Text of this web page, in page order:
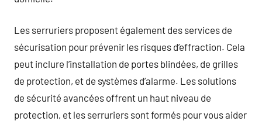
Les serruriers proposent également des services de
sécurisation pour prévenir les risques d’effraction. Cela
peut inclure l’installation de portes blindées, de grilles
de protection, et de systèmes d’alarme. Les solutions
de sécurité avancées offrent un haut niveau de
protection, et les serruriers sont formés pour vous aider